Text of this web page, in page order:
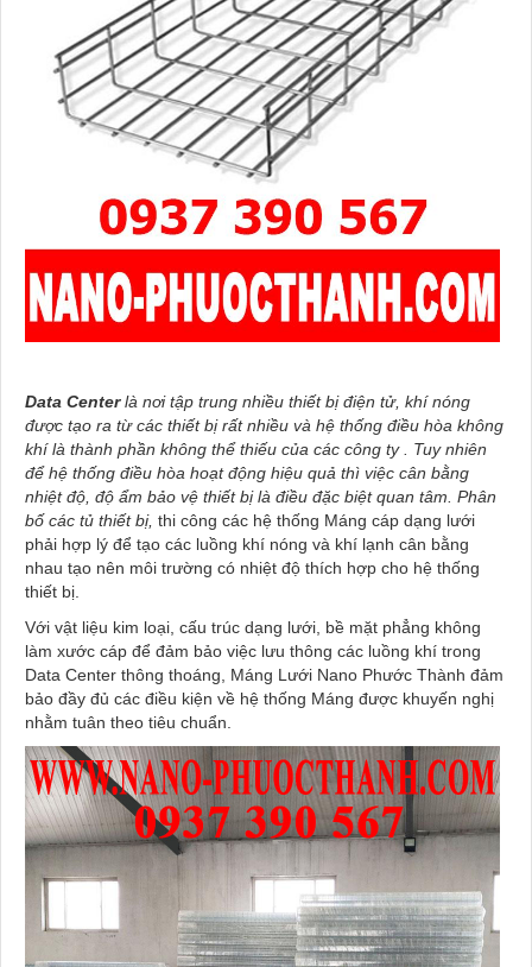
Data Centerlà nơi tập trung nhiều thiết bị điện tử, khí nóng
được tạo ra từ các thiết bị rất nhiều và hệ thống điều hòa không
khí là thành phần không thể thiếu của các công ty . Tuy nhiên
để hệ thống điều hòa hoạt động hiệu quả thì việc cân bằng
nhiệt độ, độ ẩm bảo vệ thiết bị là điều đặc biệt quan tâm. Phân
bố các tủ thiết bị, thi công các hệ thống Máng cáp dạng lưới
phải hợp lý để tạo các luồng khí nóng và khí lạnh cân bằng
nhau tạo nên môi trường có nhiệt độ thích hợp cho hệ thống
thiết bị.
Với vật liệu kim loại, cấu trúc dạng lưới, bề mặt phẳng không
làm xước cáp để đảm bảo việc lưu thông các luồng khí trong
Data Center thông thoáng, Máng Lưới Nano Phước Thành đảm
bảo đầy đủ các điều kiện về hệ thống Máng được khuyến nghị
nhằm tuân theo tiêu chuẩn.